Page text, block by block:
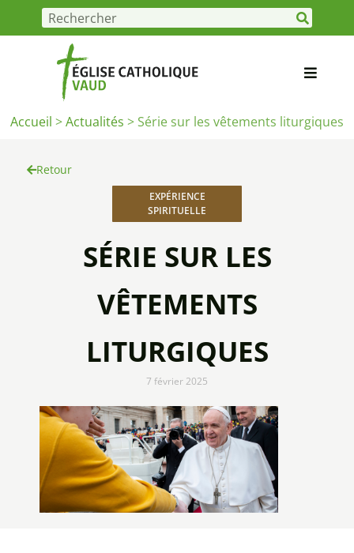
Accueil >Actualités >Série sur les vêtements liturgiques
Retour
EXPÉRIENCE
SPIRITUELLE
SÉRIE SUR LES
VÊTEMENTS
LITURGIQUES
7 février 2025